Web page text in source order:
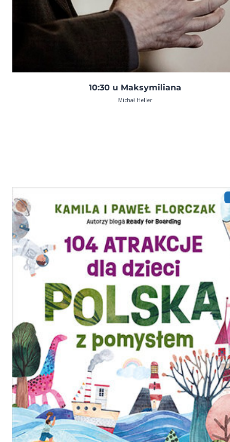
10:30 u Maksymiliana
Michał Heller